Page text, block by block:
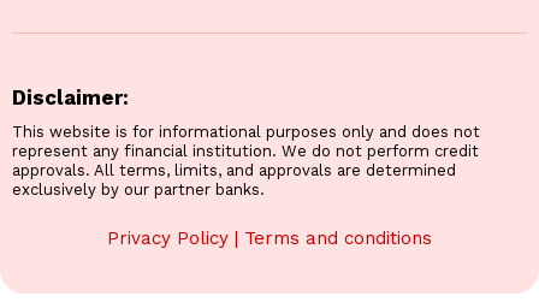
Disclaimer:
This website is for informational purposes only and does not
represent any financial institution. We do not perform credit
approvals. All terms, limits, and approvals are determined
exclusively by our partner banks.
Privacy Policy | Terms and conditions